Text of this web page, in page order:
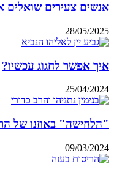
אנשים צעירים שואלים
28/05/2025
איך אפשר לחגוג עכשיו?
25/04/2024
"הלחישה" באוזנו של
09/03/2024